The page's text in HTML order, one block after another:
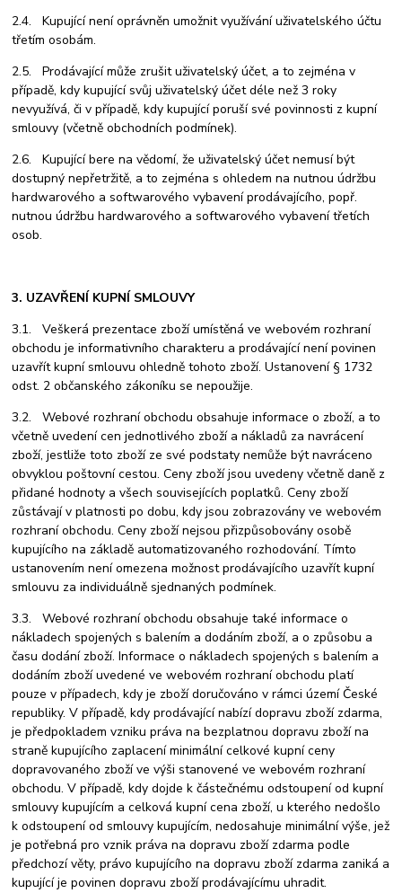
2.4. Kupující není oprávněn umožnit využívání uživatelského účtu
třetím osobám.
2.5. Prodávající může zrušit uživatelský účet, a to zejména v
případě, kdy kupující svůj uživatelský účet déle než 3 roky
nevyužívá, či v případě, kdy kupující poruší své povinnosti z kupní
smlouvy (včetně obchodních podmínek).
2.6. Kupující bere na vědomí, že uživatelský účet nemusí být
dostupný nepřetržitě, a to zejména s ohledem na nutnou údržbu
hardwarového a softwarového vybavení prodávajícího, popř.
nutnou údržbu hardwarového a softwarového vybavení třetích
osob.
3. UZAVŘENÍ KUPNÍ SMLOUVY
3.1. Veškerá prezentace zboží umístěná ve webovém rozhraní
obchodu je informativního charakteru a prodávající není povinen
uzavřít kupní smlouvu ohledně tohoto zboží. Ustanovení § 1732
odst. 2 občanského zákoníku se nepoužije.
3.2. Webové rozhraní obchodu obsahuje informace o zboží, a to
včetně uvedení cen jednotlivého zboží a nákladů za navrácení
zboží, jestliže toto zboží ze své podstaty nemůže být navráceno
obvyklou poštovní cestou. Ceny zboží jsou uvedeny včetně daně z
přidané hodnoty a všech souvisejících poplatků. Ceny zboží
zůstávají v platnosti po dobu, kdy jsou zobrazovány ve webovém
rozhraní obchodu. Ceny zboží nejsou přizpůsobovány osobě
kupujícího na základě automatizovaného rozhodování. Tímto
ustanovením není omezena možnost prodávajícího uzavřít kupní
smlouvu za individuálně sjednaných podmínek.
3.3. Webové rozhraní obchodu obsahuje také informace o
nákladech spojených s balením a dodáním zboží, a o způsobu a
času dodání zboží. Informace o nákladech spojených s balením a
dodáním zboží uvedené ve webovém rozhraní obchodu platí
pouze v případech, kdy je zboží doručováno v rámci území České
republiky. V případě, kdy prodávající nabízí dopravu zboží zdarma,
je předpokladem vzniku práva na bezplatnou dopravu zboží na
straně kupujícího zaplacení minimální celkové kupní ceny
dopravovaného zboží ve výši stanovené ve webovém rozhraní
obchodu. V případě, kdy dojde k částečnému odstoupení od kupní
smlouvy kupujícím a celková kupní cena zboží, u kterého nedošlo
k odstoupení od smlouvy kupujícím, nedosahuje minimální výše, jež
je potřebná pro vznik práva na dopravu zboží zdarma podle
předchozí věty, právo kupujícího na dopravu zboží zdarma zaniká a
kupující je povinen dopravu zboží prodávajícímu uhradit.